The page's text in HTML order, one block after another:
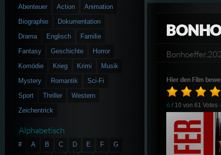
Hier den Film
6 / 10 von61 Votes
Abenteuer Action
Animation
Biographie
Dokumentation
Drama
Englisch
Familie
Fantasy
Geschichte
Horror
Komödie
Krieg Krimi
Musik
Mystery
Romantik
Sci-Fi
Sport
Thriller
Western
Zeichentrick
Alphabetisch
# A B C D E F
G